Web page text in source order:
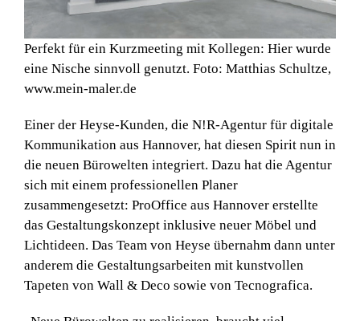
Perfekt für ein Kurzmeeting mit Kollegen: Hier wurde
eine Nische sinnvoll genutzt. Foto: Matthias Schultze,
www.mein-maler.de
Einer der Heyse-Kunden, die N!R-Agentur für digitale
Kommunikation aus Hannover, hat diesen Spirit nun in
die neuen Bürowelten integriert. Dazu hat die Agentur
sich mit einem professionellen Planer
zusammengesetzt: ProOffice aus Hannover erstellte
das Gestaltungskonzept inklusive neuer Möbel und
Lichtideen. Das Team von Heyse übernahm dann unter
anderem die Gestaltungsarbeiten mit kunstvollen
Tapeten von Wall & Deco sowie von Tecnografica.